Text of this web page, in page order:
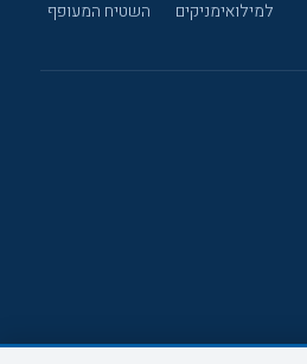
למילואימניקים
השטיח המעופף